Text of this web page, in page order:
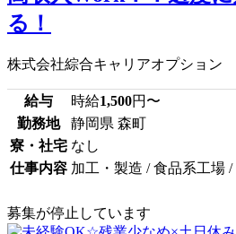
る！
株式会社綜合キャリアオプション
給与 時給1,500円〜
勤務地
静岡県 森町
寮・社宅 なし
仕事内容 加工・製造 / 食品系工場 /
募集が停止しています